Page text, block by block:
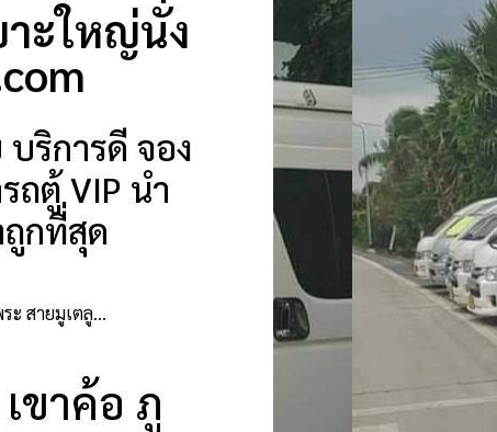
าะใหญ่นั่ง
ริการดี จอง
ถตู้ VIP นำ
กที่สุด
ะ สายมูเตลู…
ขาค้อ ภู